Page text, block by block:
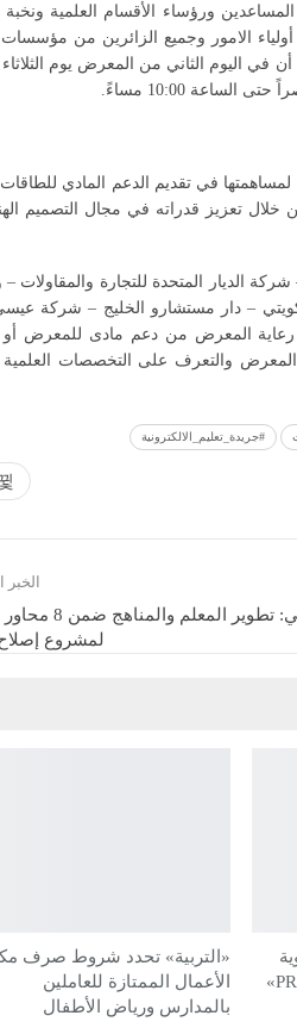
المساعدين ورؤساء الأقسام العلمية
الامور وجميع الزائرين من
من الساعة 12:00 ظهراً حتى الساعة 10:00 مساءً كما أن في اليوم الثاني من المعرض يوم
في تقديم الدعم المادي للطاقات
خلال تعزيز قدراته في مجال التصميم
الديار المتحدة للتجارة والمقاولات –
الكويتي – دار مستشارو الخليج – شركة
رعاية المعرض من دعم مادى للمعرض أو
المعرض والتعرف على التخصصات العلمية
#جريدة_تعليم_الالكترونية
الخبر
العازمي: تطوير
لمشروع إصلاح
للحياة الجامعية عبر برنامج «PRE»
«التربية» تحدد شروط صرف
الأعمال الممتازة للعاملين
بالمدارس ورياض الأطفال